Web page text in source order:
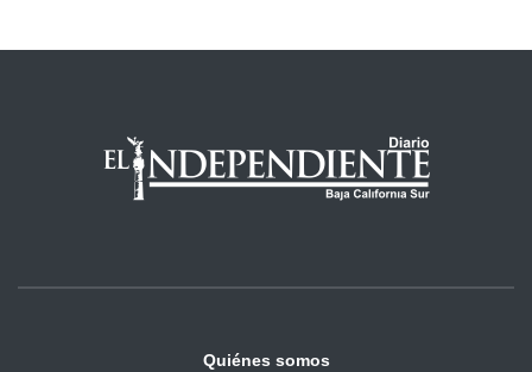
Quiénes somos